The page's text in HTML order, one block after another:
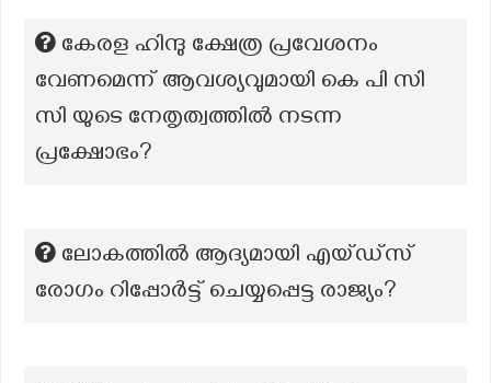
കേരള ഹിന്ദു ക്ഷേത്ര പ്രവേശനം
വേണമെന്ന് ആവശ്യവുമായി കെ പി സി
സി യുടെ നേതൃത്വത്തിൽ നടന്ന
പ്രക്ഷോഭം?
ലോകത്തിൽ ആദ്യമായി എയ്ഡ്സ്
രോഗം റിപ്പോർട്ട് ചെയ്യപ്പെട്ട രാജ്യം?